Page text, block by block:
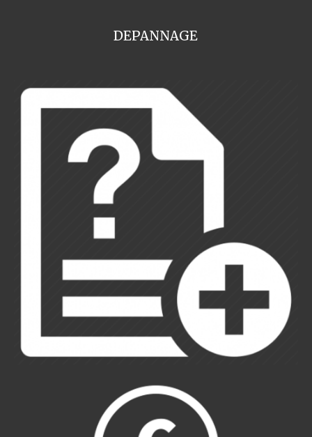
DEPANNAGE